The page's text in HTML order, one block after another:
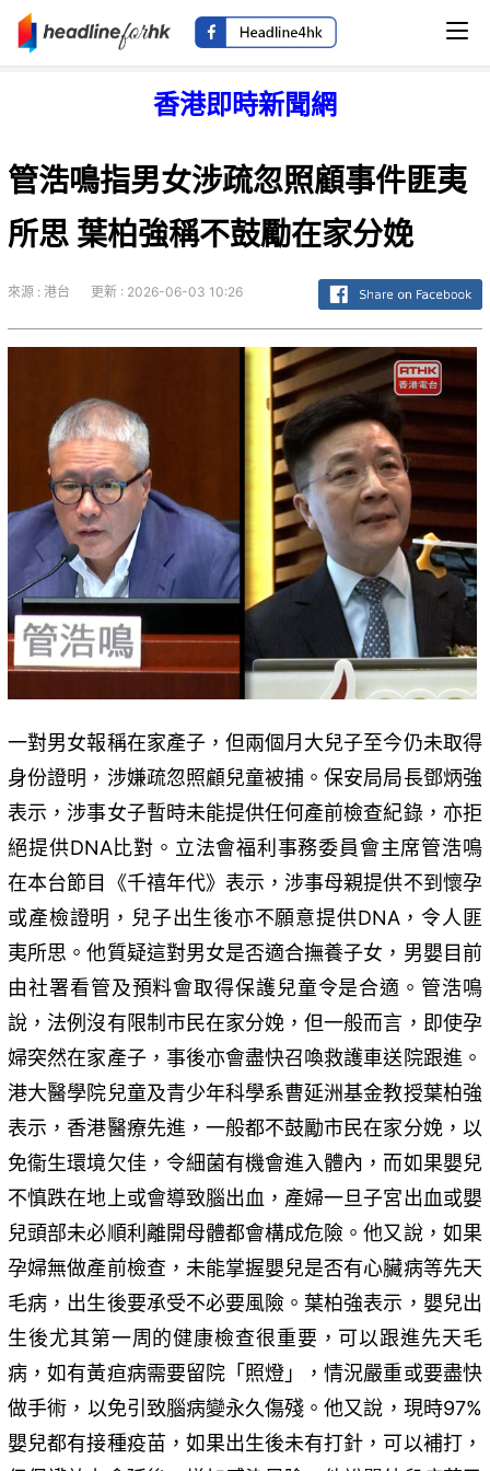
香港即時新聞網
管浩鳴指男女涉疏忽照顧事件匪夷
所思 葉柏強稱不鼓勵在家分娩
來源 : 港台 更新 : 2026-06-03 10:26
一對男女報稱在家產子，但兩個月大兒子至今仍未取得
身份證明，涉嫌疏忽照顧兒童被捕。保安局局長鄧炳強
表示，涉事女子暫時未能提供任何產前檢查紀錄，亦拒
絕提供DNA比對。立法會福利事務委員會主席管浩鳴
在本台節目《千禧年代》表示，涉事母親提供不到懷孕
或產檢證明，兒子出生後亦不願意提供DNA，令人匪
夷所思。他質疑這對男女是否適合撫養子女，男嬰目前
由社署看管及預料會取得保護兒童令是合適。管浩鳴
說，法例沒有限制市民在家分娩，但一般而言，即使孕
婦突然在家產子，事後亦會盡快召喚救護車送院跟進。
港大醫學院兒童及青少年科學系曹延洲基金教授葉柏強
表示，香港醫療先進，一般都不鼓勵市民在家分娩，以
免衞生環境欠佳，令細菌有機會進入體內，而如果嬰兒
不慎跌在地上或會導致腦出血，產婦一旦子宮出血或嬰
兒頭部未必順利離開母體都會構成危險。他又說，如果
孕婦無做產前檢查，未能掌握嬰兒是否有心臟病等先天
毛病，出生後要承受不必要風險。葉柏強表示，嬰兒出
生後尤其第一周的健康檢查很重要，可以跟進先天毛
病，如有黃疸病需要留院「照燈」，情況嚴重或要盡快
做手術，以免引致腦病變永久傷殘。他又說，現時97%
嬰兒都有接種疫苗，如果出生後未有打針，可以補打，